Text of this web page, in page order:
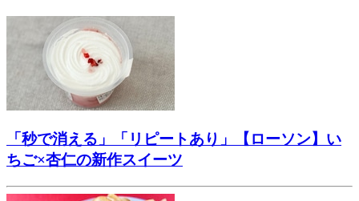
「秒で消える」「リピートあり」【ローソン】い
ちご×杏仁の新作スイーツ